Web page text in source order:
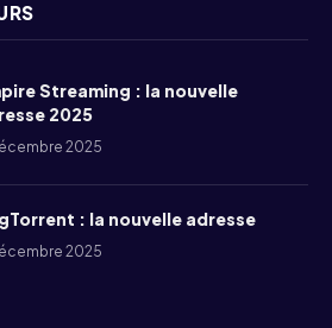
Streaming : la nouvelle
2025
2025
: la nouvelle adresse
2025